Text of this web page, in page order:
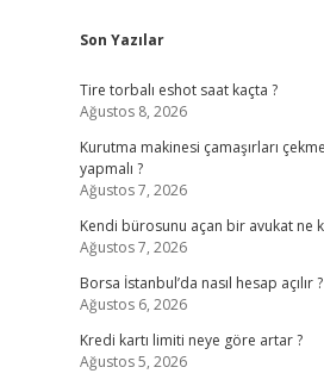
Sidebar
Son Yazılar
Tire torbalı eshot saat kaçta ?
Ağustos 8, 2026
Kurutma makinesi çamaşırları
yapmalı ?
Ağustos 7, 2026
Kendi bürosunu açan bir avukat ne
Ağustos 7, 2026
Borsa İstanbul’da nasıl hesap açılır ?
Ağustos 6, 2026
Kredi kartı limiti neye göre artar ?
Ağustos 5, 2026